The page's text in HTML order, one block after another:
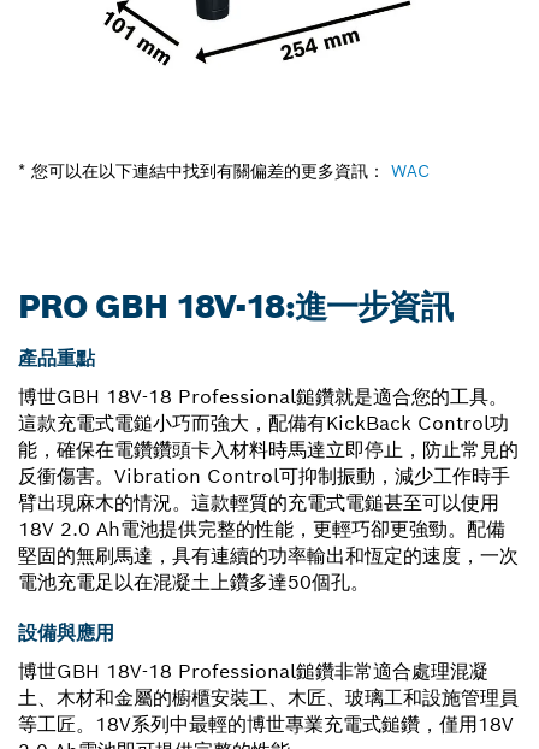
* 您可以在以下連結中找到有關偏差的更多資訊： WAC
PRO GBH 18V-18:進一步資訊
產品重點
博世GBH 18V-18 Professional鎚鑽就是適合您的工具。
這款充電式電鎚小巧而強大，配備有KickBack Control功
能，確保在電鑽鑽頭卡入材料時馬達立即停止，防止常見的
反衝傷害。Vibration Control可抑制振動，減少工作時手
臂出現麻木的情況。這款輕質的充電式電鎚甚至可以使用
18V 2.0 Ah電池提供完整的性能，更輕巧卻更強勁。配備
堅固的無刷馬達，具有連續的功率輸出和恆定的速度，一次
電池充電足以在混凝土上鑽多達50個孔。
設備與應用
博世GBH 18V-18 Professional鎚鑽非常適合處理混凝
土、木材和金屬的櫥櫃安裝工、木匠、玻璃工和設施管理員
等工匠。18V系列中最輕的博世專業充電式鎚鑽，僅用18V